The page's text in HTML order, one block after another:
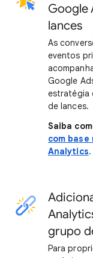
Google
lances
As
eventos
Google
estratégia
de lances.
Saiba
com
Analytics.
grupo
Para